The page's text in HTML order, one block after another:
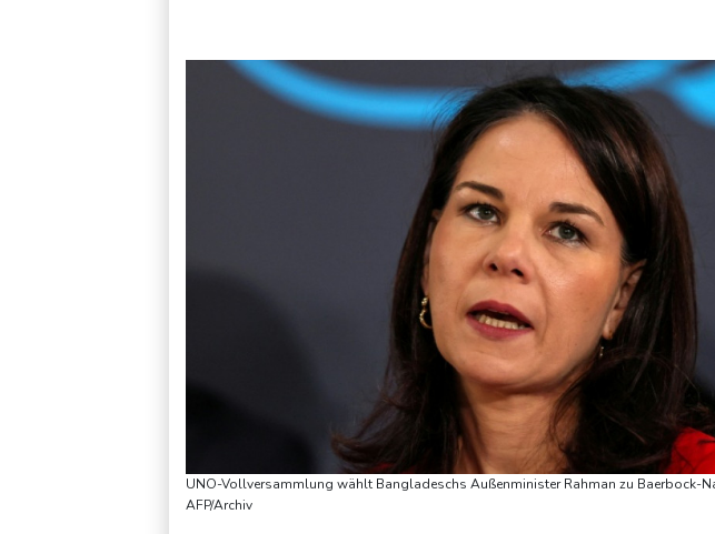
UNO-Vollversammlung wählt Bangladeschs Außenminister Rahman zu Baerbock-
AFP/Archiv